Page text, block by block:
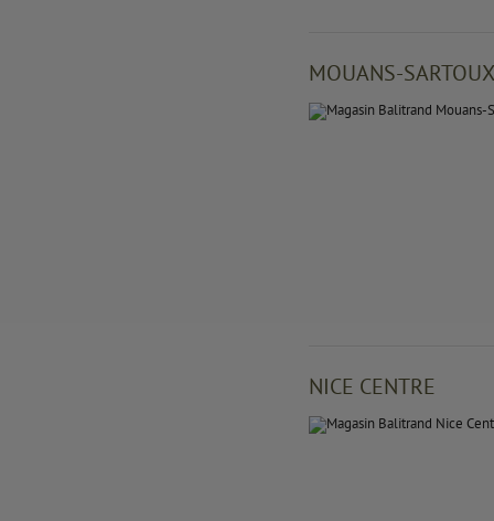
MOUANS-SARTOUX
NICE CENTRE